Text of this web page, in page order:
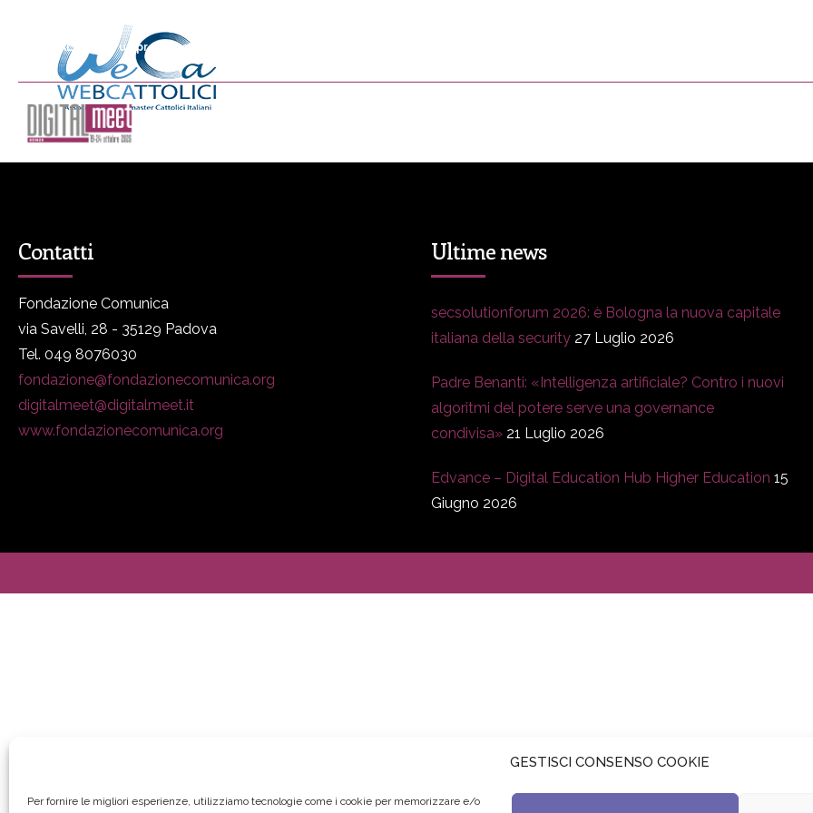
GESTISCI CONSENSO COOKIE
Per fornire le migliori esperienze, utilizziamo tecnologie come i cookie per memorizzare e/o
DIGITALmeet è un progetto promosso da Fondazione Comunica
Contatti
Fondazione Comunica
via Savelli, 28 - 35129 Padova
Tel. 049 8076030
fondazione@fondazionecomunica.org
digitalmeet@digitalmeet.it
www.fondazionecomunica.org
Ultime news
secsolutionforum 2026: è Bologna la nuova capitale
italiana della security 27 Luglio 2026
Padre Benanti: «Intelligenza artificiale? Contro i nuovi
algoritmi del potere serve una governance
condivisa» 21 Luglio 2026
Edvance – Digital Education Hub Higher Education 15
Giugno 2026